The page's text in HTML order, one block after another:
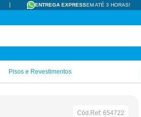
ENTREGA EXPRESSEM ATÉ 3 HORAS!
Pisos e Revestimentos
Cód.Ref:654722